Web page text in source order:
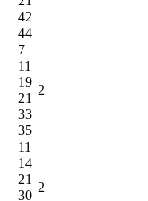
42
44
7
11
19
21
33
35
2
11
14
21
30
2